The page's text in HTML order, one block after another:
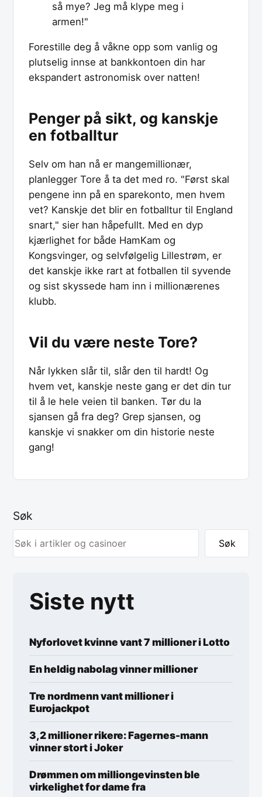
så mye? Jeg må klype meg i
armen!"
Forestille deg å våkne opp som vanlig og
plutselig innse at bankkontoen din har
ekspandert astronomisk over natten!
Penger på sikt, og kanskje
en fotballtur
Selv om han nå er mangemillionær,
planlegger Tore å ta det med ro. "Først skal
pengene inn på en sparekonto, men hvem
vet? Kanskje det blir en fotballtur til England
snart," sier han håpefullt. Med en dyp
kjærlighet for både HamKam og
Kongsvinger, og selvfølgelig Lillestrøm, er
det kanskje ikke rart at fotballen til syvende
og sist skyssede ham inn i millionærenes
klubb.
Vil du være neste Tore?
Når lykken slår til, slår den til hardt! Og
hvem vet, kanskje neste gang er det din tur
til å le hele veien til banken. Tør du la
sjansen gå fra deg? Grep sjansen, og
kanskje vi snakker om din historie neste
gang!
Søk
Søk
Siste nytt
Nyforlovet kvinne vant 7 millioner i Lotto
En heldig nabolag vinner millioner
Tre nordmenn vant millioner i
Eurojackpot
3,2 millioner rikere: Fagernes-mann
vinner stort i Joker
Drømmen om milliongevinsten ble
virkelighet for dame fra